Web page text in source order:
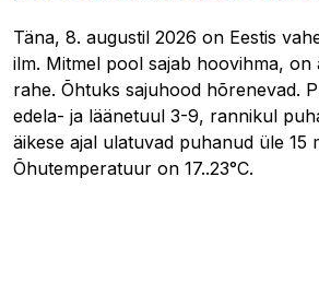
Täna, 8. augustil 2026 on Eestis
ilm. Mitmel pool sajab hoovihma, on
rahe. Õhtuks sajuhood hõrenevad.
edela- ja läänetuul 3-9, rannikul
äikese ajal ulatuvad puhanud üle 15
Õhutemperatuur on 17..23°C.